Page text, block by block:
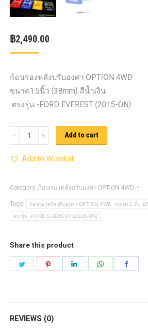
฿2,490.00
ก้อนรองหลังปรับองศา OPTION 4WD
ขนาด1.5นิ้ว (38mm) สีน้ำเงิน
ตรงรุ่น -FORD EVEREST (2015-ON)
รอง
หลัง
องศา
OPTION
4WD ขนาด1.5นิ้ว
สีน้ำเงิน
quantity
Add to cart
Add to Wishlist
Category: ก้อนรองหลังปรับองศา OPTION 4WD
Tags: ก้อนรองหลังปรับองศา OPTION 4WD ขนาด 1 นิ้ว
ตรงรุ่น -FORD EVEREST (2015-ON)
Share this product
REVIEWS (0)